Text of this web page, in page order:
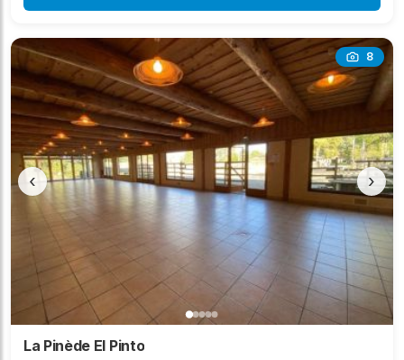
8
‹ ›
La Pinède El Pinto